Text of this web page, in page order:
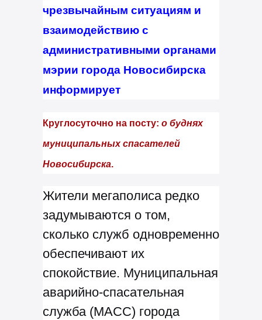
чрезвычайным ситуациям и
взаимодействию с
административными органами
мэрии города Новосибирска
информирует
Круглосуточно на посту: о буднях
муниципальных спасателей
Новосибирска.
Жители мегаполиса редко
задумываются о том,
сколько служб одновременно
обеспечивают их
спокойствие. Муниципальная
аварийно-спасательная
служба (МАСС) города